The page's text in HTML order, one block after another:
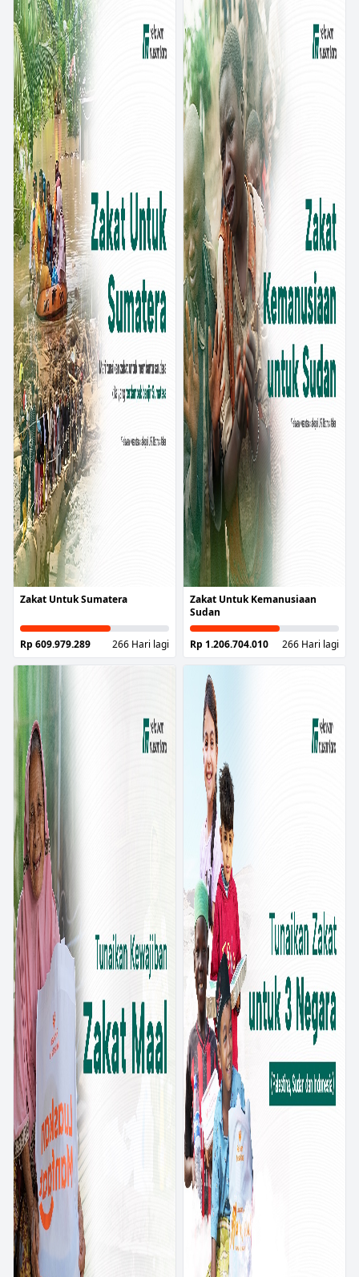
Zakat Untuk Sumatera
Rp 609.979.289 266 Hari lagi
Zakat Untuk Kemanusiaan
Sudan
Rp 1.206.704.010 266 Hari lagi